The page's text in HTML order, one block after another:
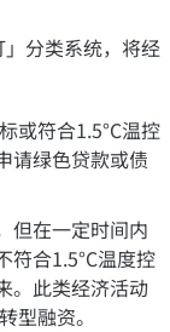
分类系统，将经
或符合1.5°C温控
请绿色贷款或债
但在一定时间内
符合1.5°C温度控
。此类经济活动
型融资。